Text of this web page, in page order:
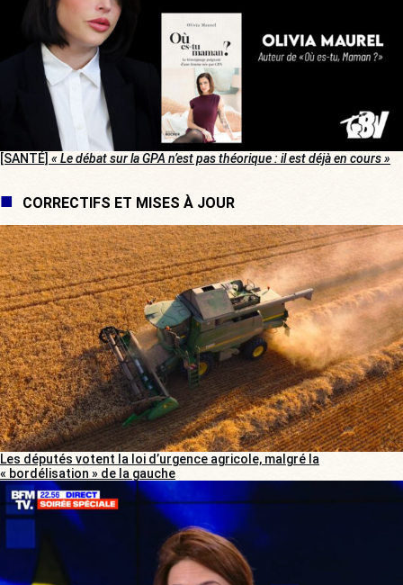
[SANTÉ] « Le débat sur la GPA n’est pas théorique : il est déjà en cours »
CORRECTIFS ET MISES À JOUR
Les députés votent la loi d’urgence agricole, malgré la
« bordélisation » de la gauche